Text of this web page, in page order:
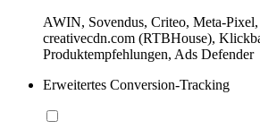
AWIN, Sovendus, Criteo, Meta-
creativecdn.com (RTBHouse),
Produktempfehlungen, Ads Defender
Erweitertes Conversion-Tracking